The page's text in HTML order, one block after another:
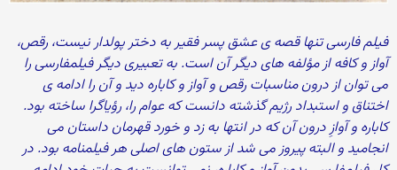
فیلم فارسی تنها قصه ی عشق پسر فقیر به دختر پولدار نیست، رقص،
آواز و کافه از مؤلفه های دیگر آن است. به تعبیری دیگر فیلمفارسی را
می توان از درون مناسبات رقص و آواز و کاباره دید و آن را ادامه ی
اختناق و استبداد رژیم گذشته دانست که عوام را، رؤیاگرا ساخته بود.
کاباره و آوازِ درون آن که در انتها به زد و خورد قهرمان داستان می
انجامید و البته پیروز می شد از ستون های اصلی هر فیلمنامه بود. در